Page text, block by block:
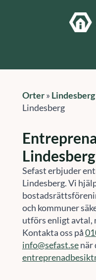
Orter» Lindesberg
Lindesberg
Lindesberg
Sefast erbjuder
Lindesberg. Vi
och kommuner
utförs enligt avtal,
Kontakta oss på
info@sefast.senär